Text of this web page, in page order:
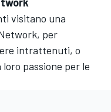
visitano una
, per
intrattenuti, o
passione per le